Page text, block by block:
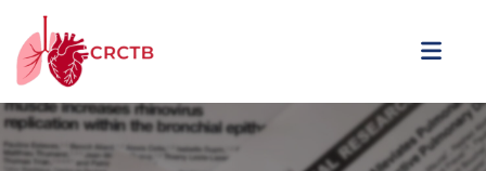
Aller au contenu